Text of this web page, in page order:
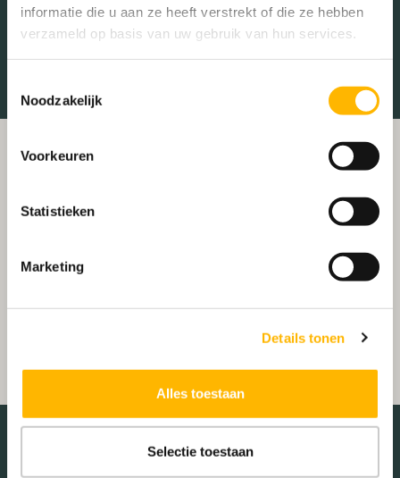
informatie die u aan ze heeft verstrekt of die ze hebben
verzameld op basis van uw gebruik van hun services.
Noodzakelijk
Voorkeuren
Statistieken
Marketing
Details tonen
Alles toestaan
Selectie toestaan
Treinstation Universiteit